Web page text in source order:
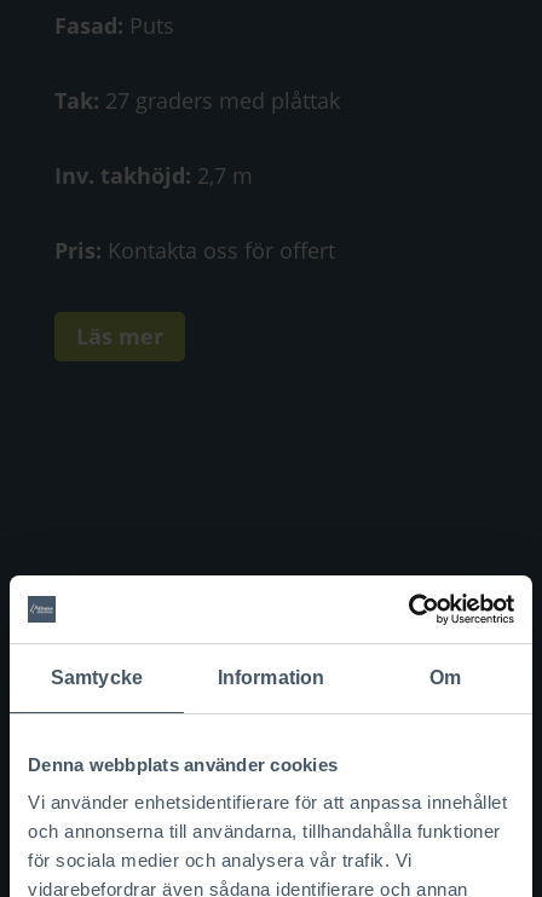
Samtycke Information Om
Denna webbplats använder cookies
Vi använder enhetsidentifierare för att anpassa innehållet
och annonserna till användarna, tillhandahålla funktioner
för sociala medier och analysera vår trafik. Vi
vidarebefordrar även sådana identifierare och annan
Fasad: Puts
Tak: 27 graders med plåttak
Inv. takhöjd: 2,7 m
Pris: Kontakta oss för offert
Läs mer
Villa Silhuett: Modernt 1-
planshus i vinkel
BYA kvm:163 kvm
Fasad:Puts